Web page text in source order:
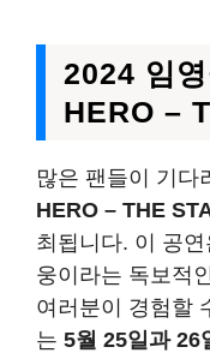
2024 임
HERO –
많은 팬들이 기다
HERO – THE
최됩니다. 이 공
웅이라는 독보적
여러분이 경험할
는 5월 25일과 26